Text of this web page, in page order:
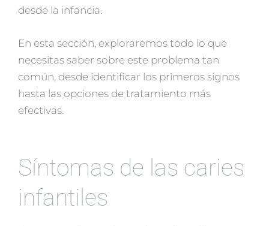
desde la infancia.
En esta sección, exploraremos todo lo que
necesitas saber sobre este problema tan
común, desde identificar los primeros signos
hasta las opciones de tratamiento más
efectivas.
Síntomas de las caries
infantiles